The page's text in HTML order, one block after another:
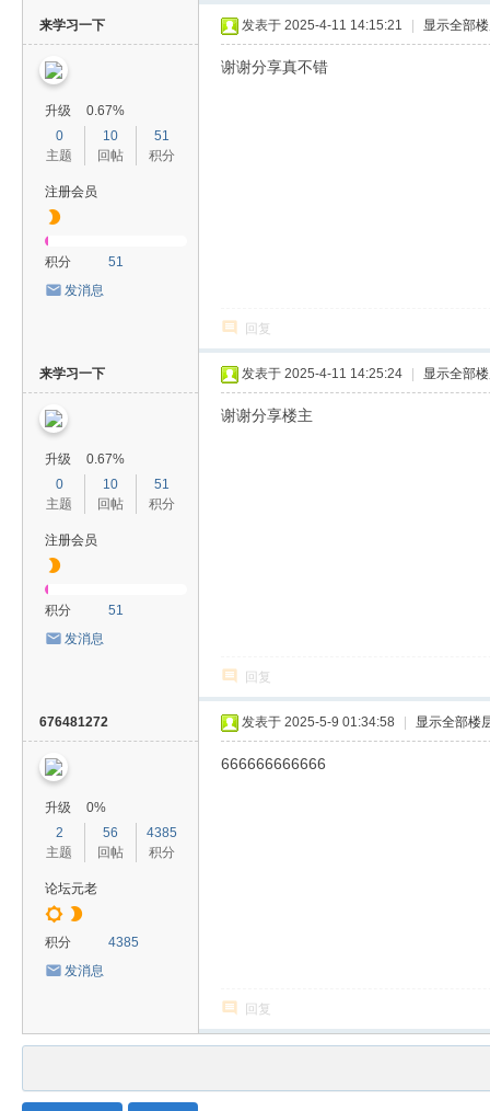
来学习一下
升级
0.67%
0
主题
10
回帖
51
积分
注册会员
积分
51
发消息
发表于 2025-4-11 14:15:21 显示全部
谢谢分享真不错
回复
来学习一下
升级
0.67%
0
主题
10
回帖
51
积分
注册会员
积分
51
发消息
发表于 2025-4-11 14:25:24 显示全部
谢谢分享楼主
回复
676481272
升级
0%
2
主题
56
回帖
4385
积分
论坛元老
积分
4385
发消息
发表于 2025-5-9 01:34:58 显示全部楼
666666666666
回复